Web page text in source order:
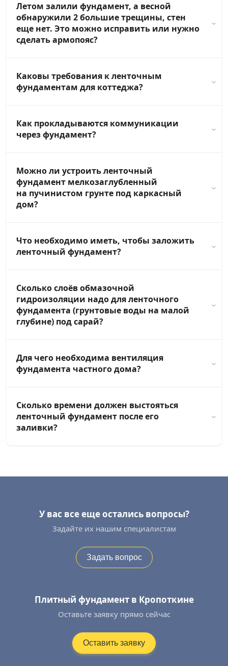
Летом залили фундамент, а весной
обнаружили 2 большие трещины, стен
еще нет. Это можно исправить или нужно
сделать армопояс?
Каковы требования к ленточным
фундаментам для коттеджа?
Как прокладываются коммуникации
через фундамент?
Можно ли устроить ленточный
фундамент мелкозаглубленный
на пучинистом грунте под каркасный
дом?
Что необходимо иметь, чтобы заложить
ленточный фундамент?
Сколько слоёв обмазочной
гидроизоляции надо для ленточного
фундамента (грунтовые воды на малой
глубине) под сарай?
Для чего необходима вентиляция
фундамента частного дома?
Сколько времени должен выстояться
ленточный фундамент после его
заливки?
У вас все еще остались вопросы?
Задайте их нашим специалистам
Задать вопрос
Плитный фундамент в Кропоткине
Оставьте заявку прямо сейчас
Оставить заявку